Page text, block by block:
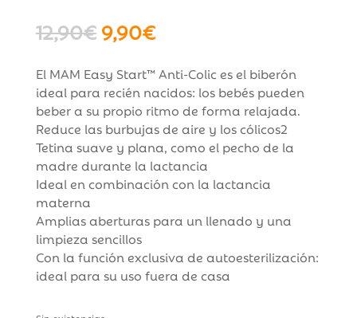
12,90€ El
precio
original
era:
12,90€.
9,90€El
precio
actual
es:
9,90€.
El MAM Easy Start™ Anti-Colic es el biberón
ideal para recién nacidos: los bebés pueden
beber a su propio ritmo de forma relajada.
Reduce las burbujas de aire y los cólicos2
Tetina suave y plana, como el pecho de la
madre durante la lactancia
Ideal en combinación con la lactancia
materna
Amplias aberturas para un llenado y una
limpieza sencillos
Con la función exclusiva de autoesterilización:
ideal para su uso fuera de casa